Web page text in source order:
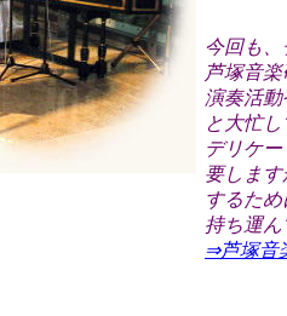
今回も
芦塚音
演奏活
と大忙
デリケ
要しま
するた
持ち運
⇒芦塚音